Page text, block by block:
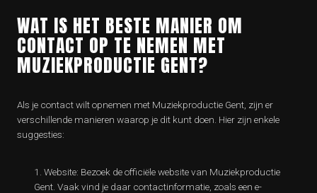
WAT IS HET BESTE MANIER OM
CONTACT OP TE NEMEN MET
MUZIEKPRODUCTIE GENT?
Als je contact wilt opnemen met Muziekproductie Gent, zijn er
verschillende manieren waarop je dit kunt doen. Hier zijn enkele
suggesties:
Website: Bezoek de officiële website van Muziekproductie
Gent. Vaak vind je daar contactinformatie, zoals een e-